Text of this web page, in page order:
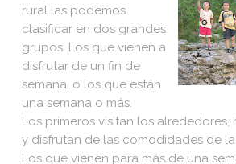
rural las podemos
clasificar en dos grandes
grupos. Los que vienen a
disfrutar de un fin de
semana, o los que están
una semana o más.
Los primeros visitan los alrededores,
y disfrutan de las comodidades de la
Los que vienen para más de una